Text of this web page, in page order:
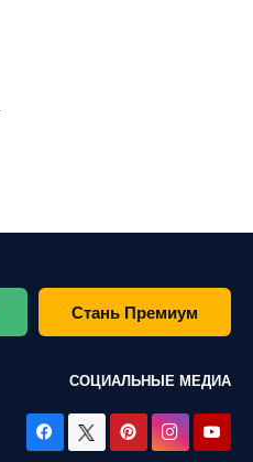
Стань Премиум
СОЦИАЛЬНЫЕ МЕДИА